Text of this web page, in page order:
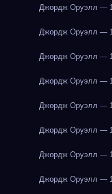
Джордж Оруэлл —
Джордж Оруэлл —
Джордж Оруэлл —
Джордж Оруэлл —
Джордж Оруэлл —
Джордж Оруэлл —
Джордж Оруэлл —
Джордж Оруэлл —